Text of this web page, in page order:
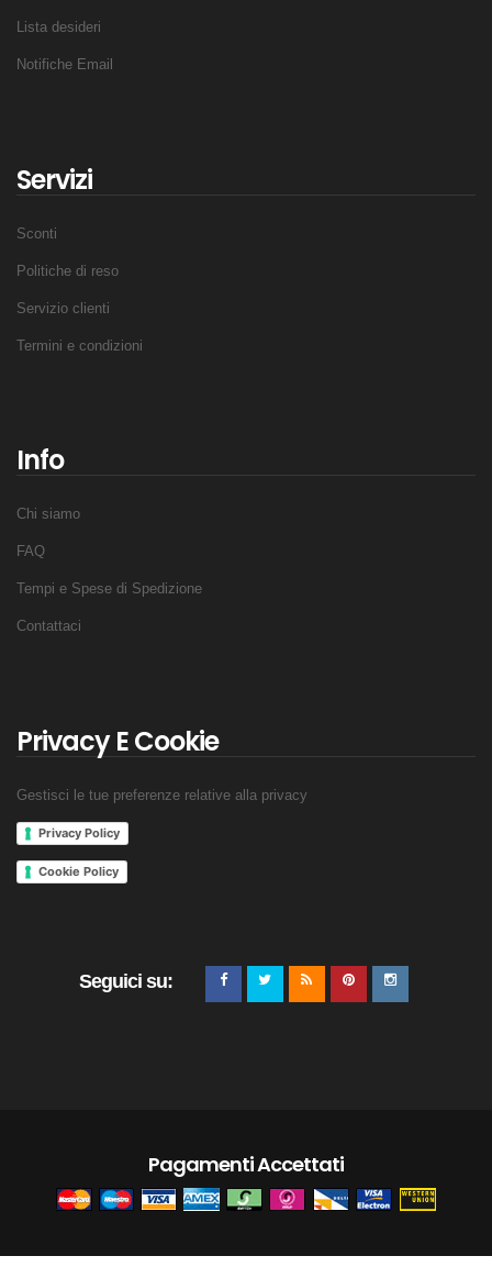
Lista desideri
Notifiche Email
Servizi
Sconti
Politiche di reso
Servizio clienti
Termini e condizioni
Info
Chi siamo
FAQ
Tempi e Spese di Spedizione
Contattaci
Privacy E Cookie
Gestisci le tue preferenze relative alla privacy
Privacy Policy
Cookie Policy
Seguici su:
Pagamenti Accettati